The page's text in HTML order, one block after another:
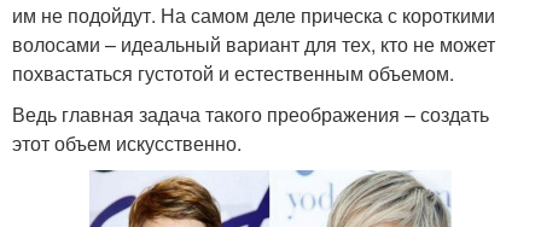
им не подойдут. На самом деле прическа с короткими
волосами – идеальный вариант для тех, кто не может
похвастаться густотой и естественным объемом.
Ведь главная задача такого преображения – создать
этот объем искусственно.